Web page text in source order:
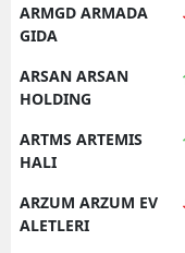
ARMGD ARMADA
GIDA
ARSAN ARSAN
HOLDING
ARTMS ARTEMIS
HALI
ARZUM ARZUM EV
ALETLERI